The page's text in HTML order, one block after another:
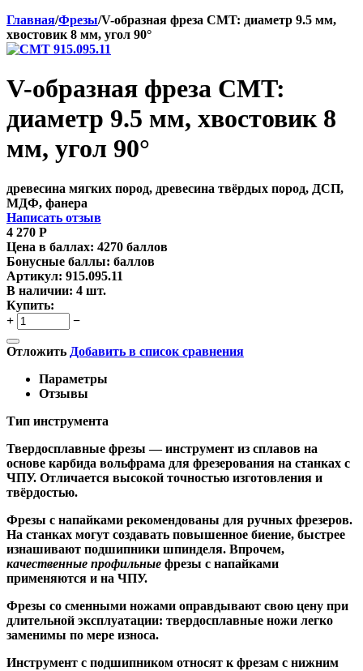
Главная/Фрезы/V-образная фреза CMT: диаметр 9.5 мм,
хвостовик 8 мм, угол 90°
V-образная фреза CMT:
диаметр 9.5 мм, хвостовик 8
мм, угол 90°
древесина мягких пород, древесина твёрдых пород, ДСП,
МДФ, фанера
Написать отзыв
4 270 Р
Цена в баллах: 4270 баллов
Бонусные баллы: баллов
Артикул: 915.095.11
В наличии: 4 шт.
Купить:
+
−
Отложить Добавить в список сравнения
Параметры
Отзывы
Тип инструмента
Твердосплавные фрезы — инструмент из сплавов на
основе карбида вольфрама для фрезерования на станках с
ЧПУ. Отличается высокой точностью изготовления и
твёрдостью.
Фрезы с напайками рекомендованы для ручных фрезеров.
На станках могут создавать повышенное биение, быстрее
изнашивают подшипники шпинделя. Впрочем,
качественные профильные фрезы с напайками
применяются и на ЧПУ.
Фрезы со сменными ножами оправдывают свою цену при
длительной эксплуатации: твердосплавные ножи легко
заменимы по мере износа.
Инструмент с подшипником относят к фрезам с нижним